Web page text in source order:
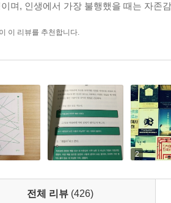
다고 꼬집는다. 그 중 가장 널리 퍼진
행복해진다” “자존감이 강하면 나
잘 회복한 사람은 나르시시스트가 아니
, 죄책감, 무기력, 열등감, 창피함, 분노,
는 핵심 감정 다스리게 만드는 ‘감정 사용
는 데 있다. 자기혐오, 죄책감, 무기력,
며, 인생에서 가장 불행했을 때는 자존
이 이 리뷰를 추천합니다.
2
전체 리뷰 (426)